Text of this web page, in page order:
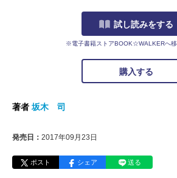
試し読みをする
※電子書籍ストアBOOK☆WALKERへ移
購入する
著者坂木 司
発売日： 2017年09月23日
ポスト シェア 送る